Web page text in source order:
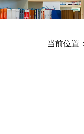
当前位置：